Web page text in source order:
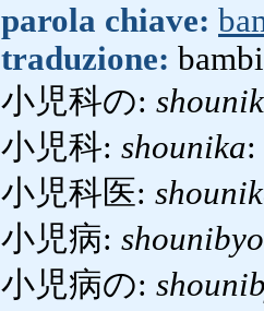
parola chiave:
traduzione:
小児科の:
小児科: shounika:
小児科医:
小児病:
小児病の: